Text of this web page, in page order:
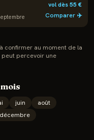
vol dès55 €
Comparer ✈️
confirmer au moment de la
percevoir une
juin
août
décembre